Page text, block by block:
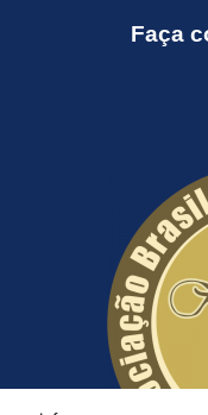
Faça